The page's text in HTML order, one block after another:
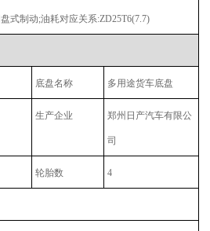
式制动;油耗对应关系:ZD25T6(7.7)
底盘名称 多用途货车底盘
生产企业 郑州日产汽车有限公
司
轮胎数 4